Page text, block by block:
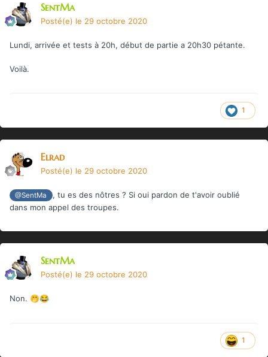
SentMa
Posté(e) le 29 octobre 2020
Lundi, arrivée et tests à 20h, début de partie a 20h30 pétante.
Voilà.
1
Elrad
Posté(e) le 29 octobre 2020
@SentMa
, tu es des nôtres ? Si oui pardon de t'avoir oublié
dans mon appel des troupes.
SentMa
Posté(e) le 29 octobre 2020
Non. 🤭😂
1